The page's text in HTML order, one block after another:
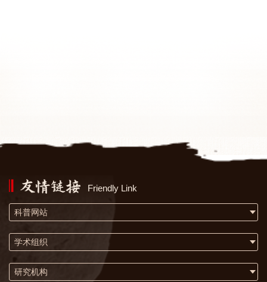
Friendly Link
科普网站
学术组织
研究机构